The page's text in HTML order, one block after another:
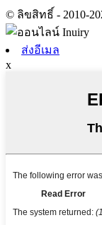
© ลิขสิทธิ์ - 2010-
ส่งอีเมล
x